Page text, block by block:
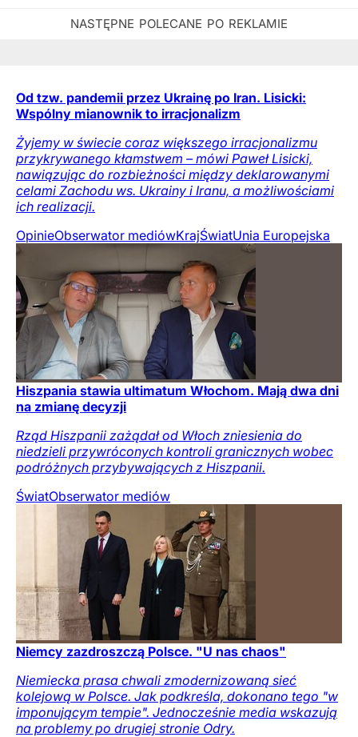
Od tzw. pandemii przez Ukrainę po Iran. Lisicki:
Wspólny mianownik to irracjonalizm
Żyjemy w świecie coraz większego irracjonalizmu
przykrywanego kłamstwem – mówi Paweł Lisicki,
nawiązując do rozbieżności między deklarowanymi
celami Zachodu ws. Ukrainy i Iranu, a możliwościami
ich realizacji.
OpinieObserwator mediówKrajŚwiatUnia Europejska
Hiszpania stawia ultimatum Włochom. Mają dwa dni
na zmianę decyzji
Rząd Hiszpanii zażądał od Włoch zniesienia do
niedzieli przywróconych kontroli granicznych wobec
podróżnych przybywających z Hiszpanii.
ŚwiatObserwator mediów
Niemcy zazdroszczą Polsce. "U nas chaos"
Niemiecka prasa chwali zmodernizowaną sieć
kolejową w Polsce. Jak podkreśla, dokonano tego "w
imponującym tempie". Jednocześnie media wskazują
na problemy po drugiej stronie Odry.